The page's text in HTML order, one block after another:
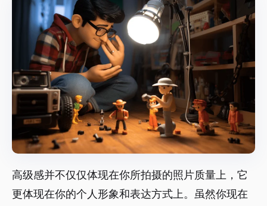
高级感并不仅仅体现在你所拍摄的照片质量上，它
更体现在你的个人形象和表达方式上。虽然你现在